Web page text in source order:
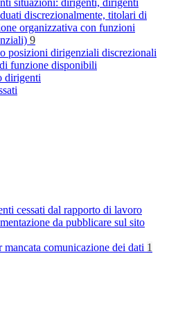
situazioni: dirigenti, dirigenti
discrezionalmente, titolari di
organizzativa con funzioni
9
posizioni dirigenziali discrezionali
funzione disponibili
dirigenti
cessati dal rapporto di lavoro
da pubblicare sul sito
mancata comunicazione dei dati 1